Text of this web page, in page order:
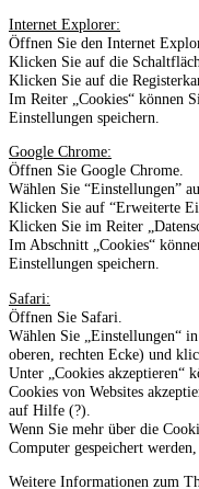
Internet Explorer:
Öffnen Sie den Internet
Klicken Sie auf die
Klicken Sie auf die
Im Reiter „Cookies“ können
Einstellungen speichern.
Google Chrome:
Öffnen Sie Google Chrome.
Wählen Sie “Einstellungen”
Klicken Sie auf “Erweiterte
Klicken Sie im Reiter
Im Abschnitt „Cookies“
Einstellungen speichern.
Safari:
Öffnen Sie Safari.
Wählen Sie „Einstellungen“
oberen, rechten Ecke) und
Unter „Cookies akzeptieren“
Cookies von Websites
auf Hilfe (?).
Wenn Sie mehr über die
Computer gespeichert
Weitere Informationen zum